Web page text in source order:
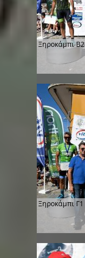
Ξηροκάμπι Β2
Ξηροκάμπι Γ1